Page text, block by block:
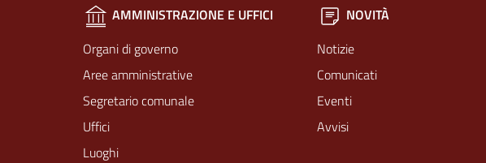
AMMINISTRAZIONE E UFFICI
Organi di governo
Aree amministrative
Segretario comunale
Uffici
Luoghi
NOVITÀ
Notizie
Comunicati
Eventi
Avvisi